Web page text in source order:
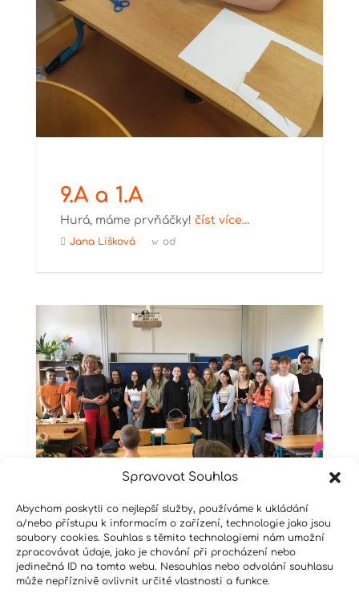
Spravovat Souhlas
Abychom poskytli co nejlepší služby, používáme k ukládání
a/nebo přístupu k informacím o zařízení, technologie jako jsou
soubory cookies. Souhlas s těmito technologiemi nám umožní
zpracovávat údaje, jako je chování při procházení nebo
jedinečná ID na tomto webu. Nesouhlas nebo odvolání souhlasu
může nepříznivě ovlivnit určité vlastnosti a funkce.
9.A a 1.A
Hurá, máme prvňáčky! číst více…
Jana Lišková od
Spolupráce velkých s